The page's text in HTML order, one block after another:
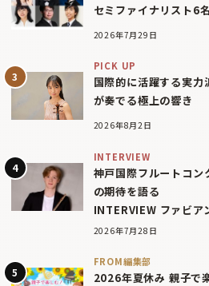
セミファイナリスト6
2026年7月29日
PICK UP
国際的に活躍する実
が奏でる極上の響き
2026年8月2日
INTERVIEW
神戸国際フルートコン
の期待を語る
INTERVIEW ファビア
2026年7月28日
FROM編集部
2026年夏休み 親子で